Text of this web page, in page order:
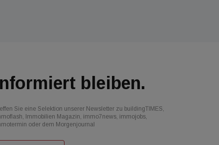
bleiben.
Sie eine Selektion unserer Newsletter zu buildingTIMES,
Immobilien Magazin, immo7news, immojobs,
oder dem Morgenjournal